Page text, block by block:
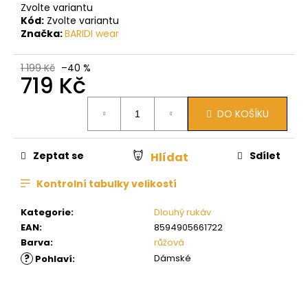
Zvolte variantu
Kód: Zvolte variantu
Značka:BARIDI wear
1 199 Kč –40 %
719 Kč
DO KOŠÍKU
Kategorie:
Dlouhý rukáv
EAN:
8594905661722
Barva: růžová
? Pohlaví: Dámské
Zeptat se Hlídat Sdílet
Kontrolní tabulky velikostí